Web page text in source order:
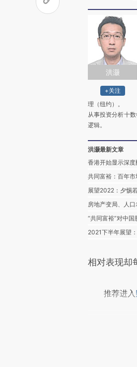
洪灏
+关注
理（纽约）。
从事投资分析十
逻辑。
洪灏最新文章
香港开始显示深度
共同富裕：百年
展望2022：夕惕
房地产变局、人
“共同富裕”对中
2021下半年展望
相对表现却
推荐进入